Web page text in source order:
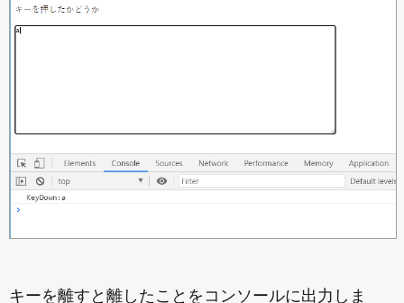
キーを離すと離したことをコンソールに出力しま